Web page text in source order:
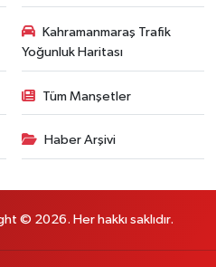
Kahramanmaraş Trafik
Yoğunluk Haritası
Tüm Manşetler
Haber Arşivi
© 2026. Her hakkı saklıdır.